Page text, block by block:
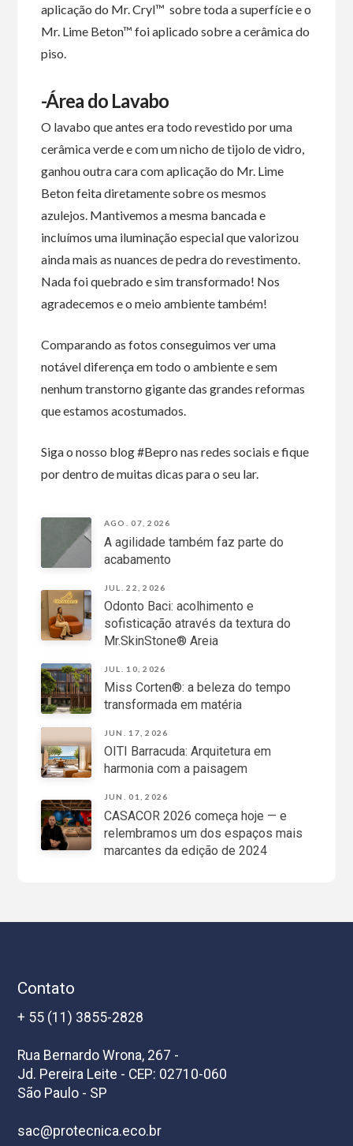
aplicação do Mr. Cryl™ sobre toda a superfície e o
Mr. Lime Beton™ foi aplicado sobre a cerâmica do
piso.
-Área do Lavabo
O lavabo que antes era todo revestido por uma
cerâmica verde e com um nicho de tijolo de vidro,
ganhou outra cara com aplicação do Mr. Lime
Beton feita diretamente sobre os mesmos
azulejos. Mantivemos a mesma bancada e
incluímos uma iluminação especial que valorizou
ainda mais as nuances de pedra do revestimento.
Nada foi quebrado e sim transformado! Nos
agradecemos e o meio ambiente também!
Comparando as fotos conseguimos ver uma
notável diferença em todo o ambiente e sem
nenhum transtorno gigante das grandes reformas
que estamos acostumados.
Siga o nosso blog #Bepro nas redes sociais e fique
por dentro de muitas dicas para o seu lar.
AGO. 07, 2026
A agilidade também faz parte do
acabamento
JUL. 22, 2026
Odonto Baci: acolhimento e
sofisticação através da textura do
Mr.SkinStone® Areia
JUL. 10, 2026
Miss Corten®: a beleza do tempo
transformada em matéria
JUN. 17, 2026
OITI Barracuda: Arquitetura em
harmonia com a paisagem
JUN. 01, 2026
CASACOR 2026 começa hoje — e
relembramos um dos espaços mais
marcantes da edição de 2024
Contato
+ 55 (11) 3855-2828
Rua Bernardo Wrona, 267 -
Jd. Pereira Leite - CEP: 02710-060
São Paulo - SP
sac@protecnica.eco.br